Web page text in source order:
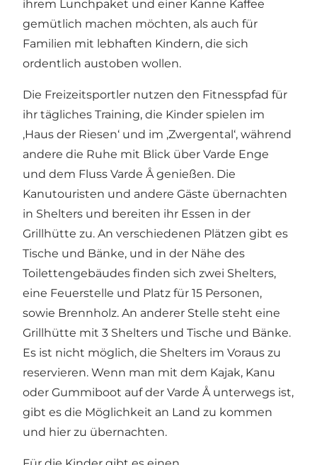
ihrem Lunchpaket und einer Kanne Kaffee
gemütlich machen möchten, als auch für
Familien mit lebhaften Kindern, die sich
ordentlich austoben wollen.
Die Freizeitsportler nutzen den Fitnesspfad für
ihr tägliches Training, die Kinder spielen im
‚Haus der Riesen‘ und im ‚Zwergental‘, während
andere die Ruhe mit Blick über Varde Enge
und dem Fluss Varde Å genießen. Die
Kanutouristen und andere Gäste übernachten
in Shelters und bereiten ihr Essen in der
Grillhütte zu. An verschiedenen Plätzen gibt es
Tische und Bänke, und in der Nähe des
Toilettengebäudes finden sich zwei Shelters,
eine Feuerstelle und Platz für 15 Personen,
sowie Brennholz. An anderer Stelle steht eine
Grillhütte mit 3 Shelters und Tische und Bänke.
Es ist nicht möglich, die Shelters im Voraus zu
reservieren. Wenn man mit dem Kajak, Kanu
oder Gummiboot auf der Varde Å unterwegs ist,
gibt es die Möglichkeit an Land zu kommen
und hier zu übernachten.